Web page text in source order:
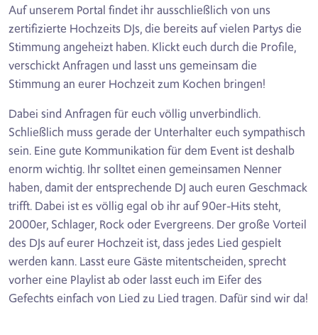
Auf unserem Portal findet ihr ausschließlich von uns
zertifizierte Hochzeits DJs, die bereits auf vielen Partys die
Stimmung angeheizt haben. Klickt euch durch die Profile,
verschickt Anfragen und lasst uns gemeinsam die
Stimmung an eurer Hochzeit zum Kochen bringen!
Dabei sind Anfragen für euch völlig unverbindlich.
Schließlich muss gerade der Unterhalter euch sympathisch
sein. Eine gute Kommunikation für dem Event ist deshalb
enorm wichtig. Ihr solltet einen gemeinsamen Nenner
haben, damit der entsprechende DJ auch euren Geschmack
trifft. Dabei ist es völlig egal ob ihr auf 90er-Hits steht,
2000er, Schlager, Rock oder Evergreens. Der große Vorteil
des DJs auf eurer Hochzeit ist, dass jedes Lied gespielt
werden kann. Lasst eure Gäste mitentscheiden, sprecht
vorher eine Playlist ab oder lasst euch im Eifer des
Gefechts einfach von Lied zu Lied tragen. Dafür sind wir da!